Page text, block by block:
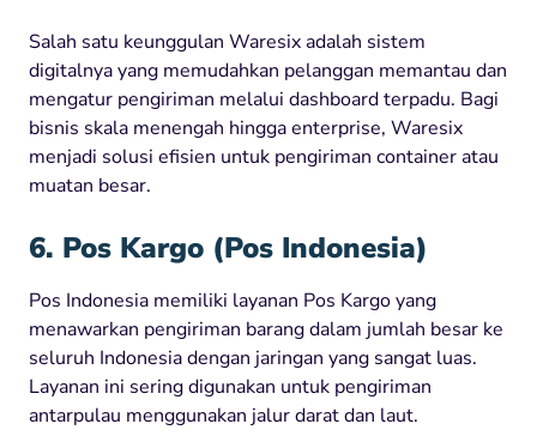
Salah satu keunggulan Waresix adalah sistem
digitalnya yang memudahkan pelanggan memantau dan
mengatur pengiriman melalui dashboard terpadu. Bagi
bisnis skala menengah hingga enterprise, Waresix
menjadi solusi efisien untuk pengiriman container atau
muatan besar.
6. Pos Kargo (Pos Indonesia)
Pos Indonesia memiliki layanan Pos Kargo yang
menawarkan pengiriman barang dalam jumlah besar ke
seluruh Indonesia dengan jaringan yang sangat luas.
Layanan ini sering digunakan untuk pengiriman
antarpulau menggunakan jalur darat dan laut.